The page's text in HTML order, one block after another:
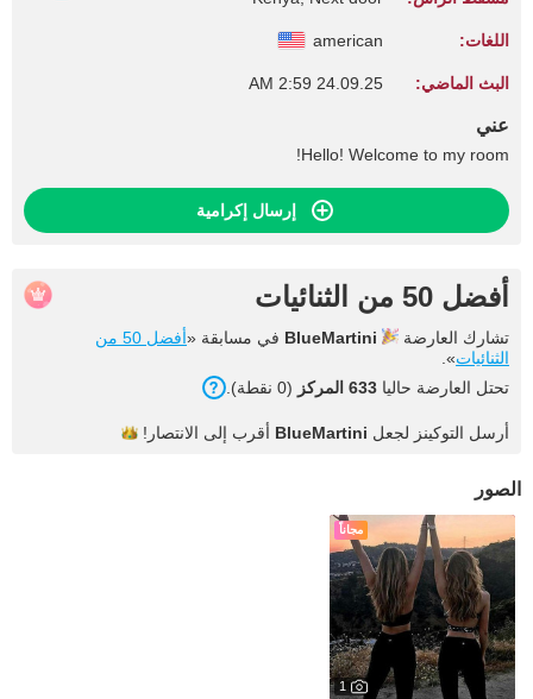
اللغات: american
البث الماضي: 24.09.25 2:59 AM
عني
Hello! Welcome to my room!
إرسال إكرامية
أفضل 50 من الثنائيات
تشارك العارضة BlueMartini في مسابقة «
أفضل 50 من
الثنائيات».
تحتل العارضة حاليا 633 المركز (0 نقطة).
أرسل التوكينز لجعل BlueMartini أقرب إلى الانتصار!
الصور
مجاناً
1